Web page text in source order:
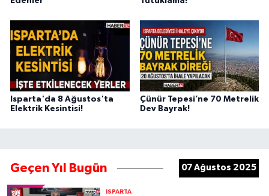
Isparta'da 8 Ağustos'ta
Elektrik Kesintisi!
Çünür Tepesi’ne 70 Metrelik
Dev Bayrak!
Geçen Yıl Bugün 07 Ağustos 2025
ISPARTA